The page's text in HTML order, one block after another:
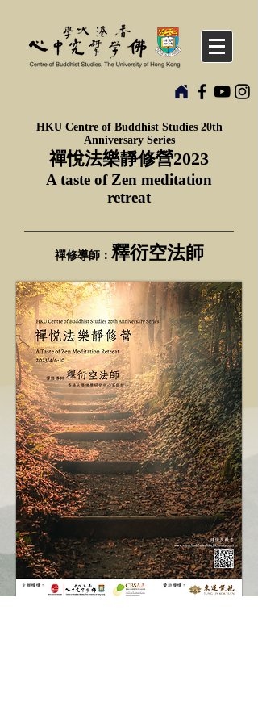
HKU Centre of Buddhist Studies 20th
Anniversary Series
禪悅法樂靜修營2023
A taste of Zen meditation
retreat
禪修導師： 釋衍空法師